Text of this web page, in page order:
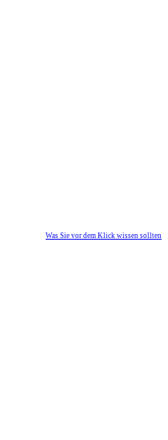
Was Sie vor dem Klick wissen sollten